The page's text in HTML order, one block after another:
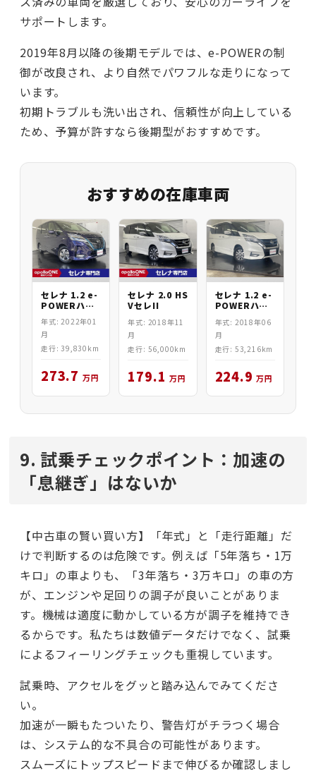
サポートします。
2019年8月以降の後期モデルでは、e-POWERの制
御が改良され、より自然でパワフルな走りになって
います。
初期トラブルも洗い出され、信頼性が向上している
ため、予算が許すなら後期型がおすすめです。
おすすめの在庫車両
セレナ 1.2 e-
POWERハイ
ウェイスタV
年式: 2022年01
月
走行: 39,830km
273.7 万円
セレナ 2.0 HS
VセレII
年式: 2018年11
月
走行: 56,000km
179.1 万円
セレナ 1.2 e-
POWERハイ
V
年式: 2018年06
月
走行: 53,216km
224.9 万円
9. 試乗チェックポイント：加速の
「息継ぎ」はないか
【中古車の賢い買い方】「年式」と「走行距離」だ
けで判断するのは危険です。例えば「5年落ち・1万
キロ」の車よりも、「3年落ち・3万キロ」の車の方
が、エンジンや足回りの調子が良いことがありま
す。機械は適度に動かしている方が調子を維持でき
るからです。私たちは数値データだけでなく、試乗
によるフィーリングチェックも重視しています。
試乗時、アクセルをグッと踏み込んでみてくださ
い。
加速が一瞬もたついたり、警告灯がチラつく場合
は、システム的な不具合の可能性があります。
スムーズにトップスピードまで伸びるか確認しまし